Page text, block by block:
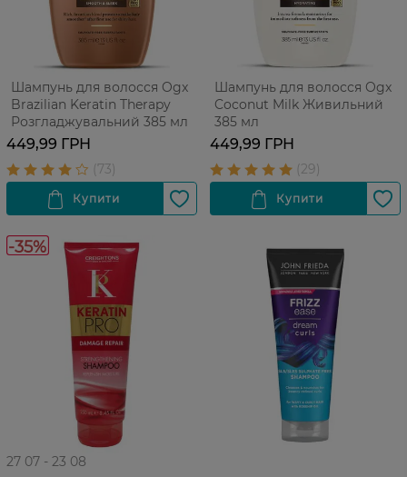
Шампунь для волосся Ogx
Brazilian Keratin Therapy
Розгладжувальний 385 мл
449,99 ГРН
Шампунь для волосся Ogx
Coconut Milk Живильний
385 мл
449,99 ГРН
-35%
27 07 - 23 08